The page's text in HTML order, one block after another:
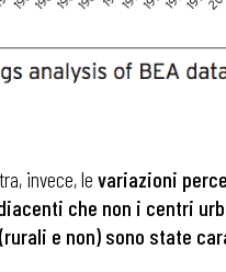
invece, le variazioni
che non i centri
e non) sono state